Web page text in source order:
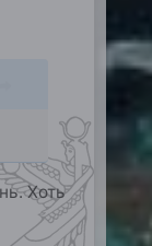
Хоть